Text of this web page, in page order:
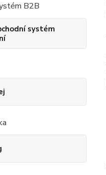
B2B
systém